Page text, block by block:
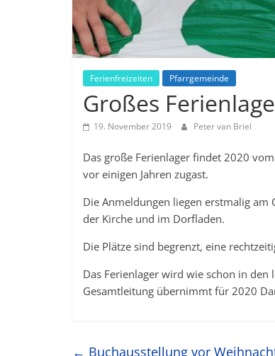
Ferienfreizeiten Pfarrgemeinde
Großes
19. November 2019 Peter van Briel
Das große Ferienlager findet 2020
vor einigen Jahren zugast.
Die Anmeldungen liegen erstmalig
der Kirche und im Dorfladen.
Die Plätze sind begrenzt, eine
Das Ferienlager wird wie schon in den
Gesamtleitung übernimmt für 2020
← Buchausstellung vor